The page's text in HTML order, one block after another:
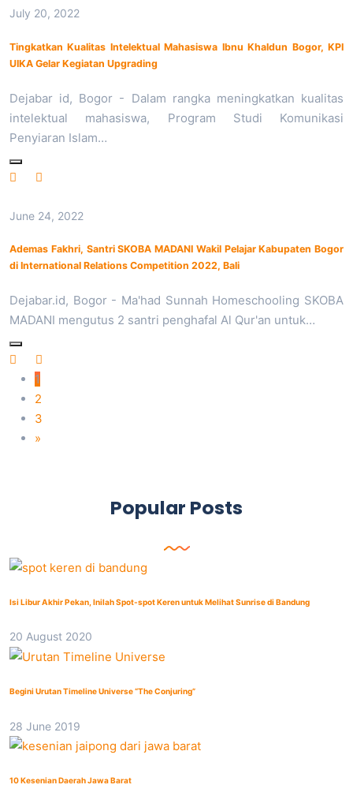
July 20, 2022
Tingkatkan Kualitas Intelektual Mahasiswa Ibnu Khaldun Bogor, KPI
UIKA Gelar Kegiatan Upgrading
Dejabar id, Bogor - Dalam rangka meningkatkan kualitas
intelektual mahasiswa, Program Studi Komunikasi
Penyiaran Islam…
June 24, 2022
Ademas Fakhri, Santri SKOBA MADANI Wakil Pelajar Kabupaten Bogor
di International Relations Competition 2022, Bali
Dejabar.id, Bogor - Ma'had Sunnah Homeschooling SKOBA
MADANI mengutus 2 santri penghafal Al Qur'an untuk…
1
2
3
»
Popular Posts
Isi Libur Akhir Pekan, Inilah Spot-spot Keren untuk Melihat Sunrise di Bandung
20 August 2020
Begini Urutan Timeline Universe “The Conjuring”
28 June 2019
10 Kesenian Daerah Jawa Barat